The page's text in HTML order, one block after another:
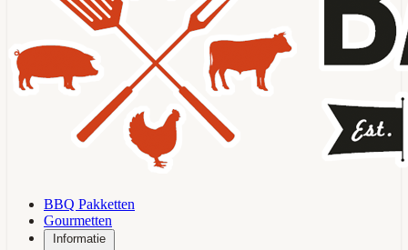
BBQ Pakketten
Gourmetten
Informatie